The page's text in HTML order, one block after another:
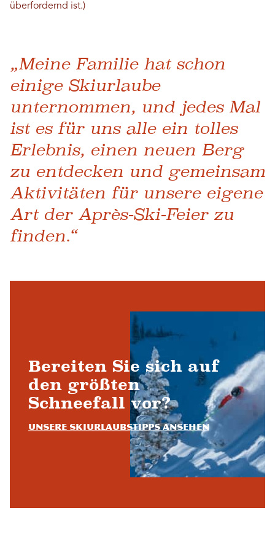
überfordernd ist.)
„Meine Familie hat schon
einige Skiurlaube
unternommen, und jedes Mal
ist es für uns alle ein tolles
Erlebnis, einen neuen Berg
zu entdecken und gemeinsam
Aktivitäten für unsere eigene
Art der Après-Ski-Feier zu
finden.“
Bereiten Sie sich auf
den größten
Schneefall vor?
Unsere Skiurlaubstipps ansehen